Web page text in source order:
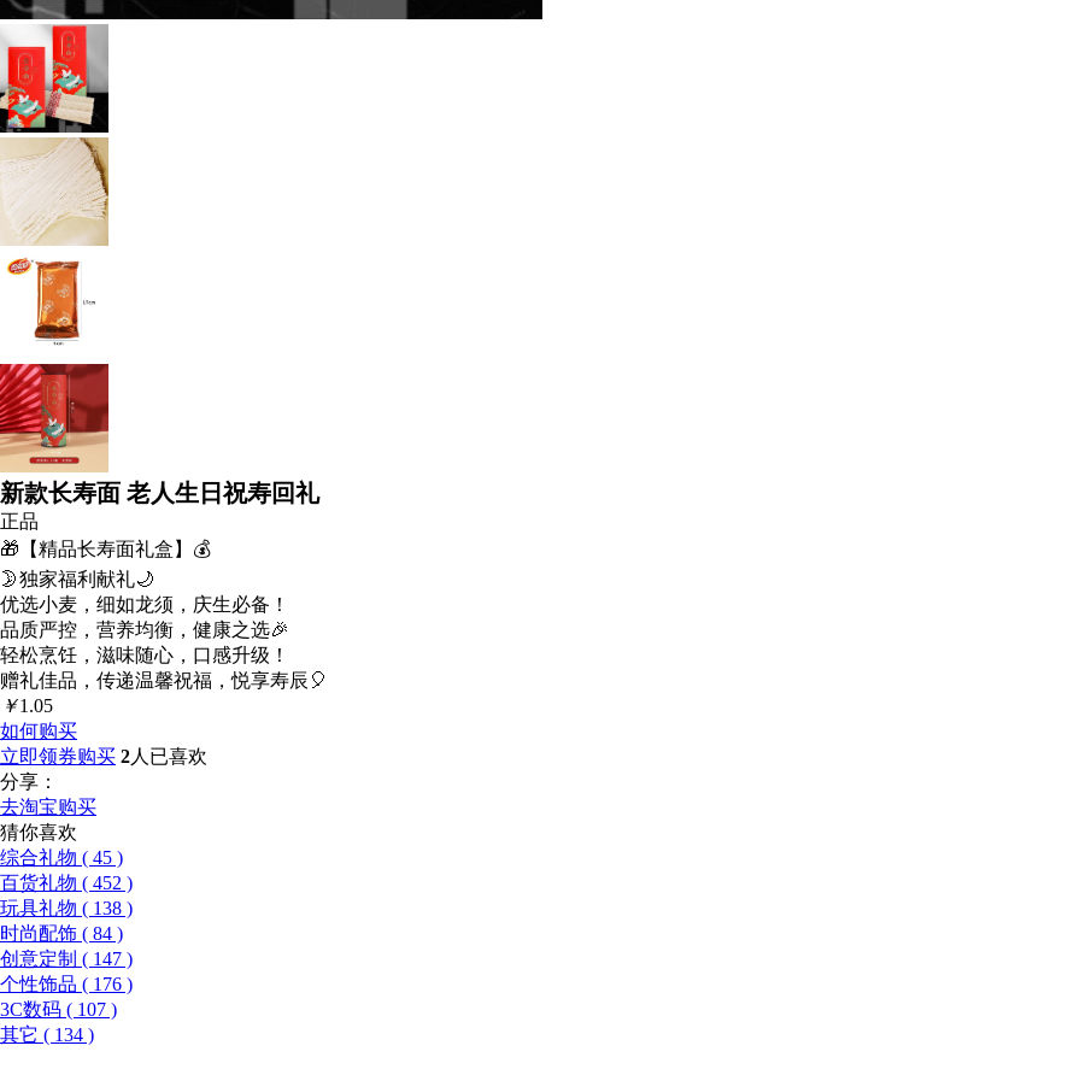
新款长寿面 老人生日祝寿回礼
正品
🎁【精品长寿面礼盒】💰
🌛独家福利献礼🌙
优选小麦，细如龙须，庆生必备！
品质严控，营养均衡，健康之选🎉
轻松烹饪，滋味随心，口感升级！
赠礼佳品，传递温馨祝福，悦享寿辰🎈
￥1.05
如何购买
立即领券购买 2人已喜欢
分享：
去淘宝购买
猜你喜欢
综合礼物 ( 45 )
百货礼物 ( 452 )
玩具礼物 ( 138 )
时尚配饰 ( 84 )
创意定制 ( 147 )
个性饰品 ( 176 )
3C数码 ( 107 )
其它 ( 134 )